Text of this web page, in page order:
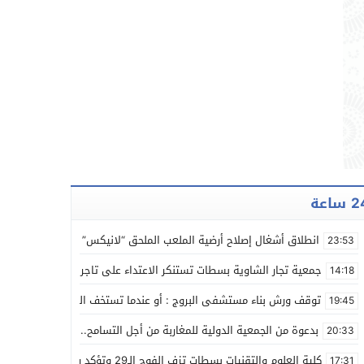
23:53 انطلاق أشغال إصلاح أرضية الملعب الملحق “لانيكس” لكرة القدم
14:18 جمعية تجار الشاوية بسطات تستنكر الاعتداء على تاجر مواد غذائية
19:45 توقف ورش بناء مستشفى البروج : أو عندما تستخف المؤسسات بالزمن
20:33 بدعوة من الجمعية الدولية للمغاربة من أجل التسامح.. محمد ضعلي